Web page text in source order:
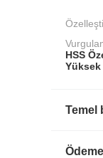
HSS
Temel